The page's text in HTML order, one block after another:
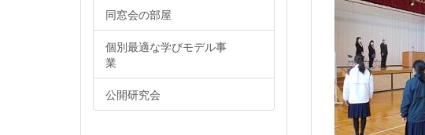
同窓会の部屋
個別最適な学びモデル事
業
公開研究会